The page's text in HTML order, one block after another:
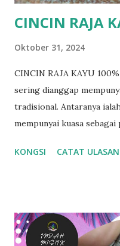
CINCIN RAJA
Oktober 31, 2024
CINCIN RAJA KAYU
sering dianggap
tradisional. Antaranya
mempunyai kuasa
sebagai tangkal atau
dalam meditasi atau
3. Penarik Rezeki: Kayu
KONGSI CATAT ULASAN